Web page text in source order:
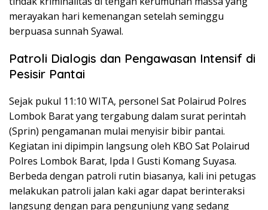
merayakan hari kemenangan setelah seminggu
berpuasa sunnah Syawal.
Patroli Dialogis dan Pengawasan Intensif di
Pesisir Pantai
Sejak pukul 11:10 WITA, personel Sat Polairud Polres
Lombok Barat yang tergabung dalam surat perintah
(Sprin) pengamanan mulai menyisir bibir pantai.
Kegiatan ini dipimpin langsung oleh KBO Sat Polairud
Polres Lombok Barat, Ipda I Gusti Komang Suyasa.
Berbeda dengan patroli rutin biasanya, kali ini petugas
melakukan patroli jalan kaki agar dapat berinteraksi
langsung dengan para pengunjung yang sedang